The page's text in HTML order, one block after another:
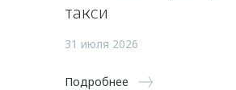
такси
31 июля 2026
Подробнее